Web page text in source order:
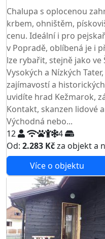
Chalupa s oplocenou
krbem, ohništěm,
cenu. Ideální i pro
v Popradě, oblíbená je i
lze rybařit, stejně jako
Vysokých a Nízkých
zajímavostí a
uvidíte hrad Kežmarok,
Kontakt, skanzen lidové
Východná nebo...
12
4
Od: 2.283 Kčza objekt a
Více o objektu